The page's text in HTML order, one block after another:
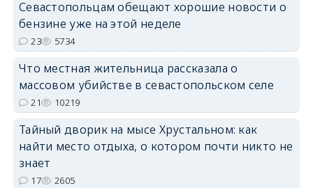
Севастопольцам обещают хорошие новости о
бензине уже на этой неделе
23 5734
Что местная жительница рассказала о
массовом убийстве в севастопольском селе
21 10219
Тайный дворик на мысе Хрустальном: как
найти место отдыха, о котором почти никто не
знает
17 2605